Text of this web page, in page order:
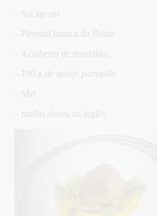
– Sal agosto
– Pimenta branca do Reino
– 4 colheres de requeijão,
– 100 g de queijo parmesão
– Mel
– molho shoyu ou inglês